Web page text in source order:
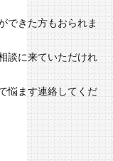
できた方もおられま
談に来ていただけれ
悩ます連絡してくだ